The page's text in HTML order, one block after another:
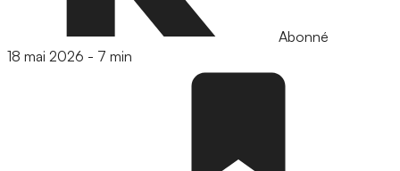
Abonné
18 mai 2026 - 7 min